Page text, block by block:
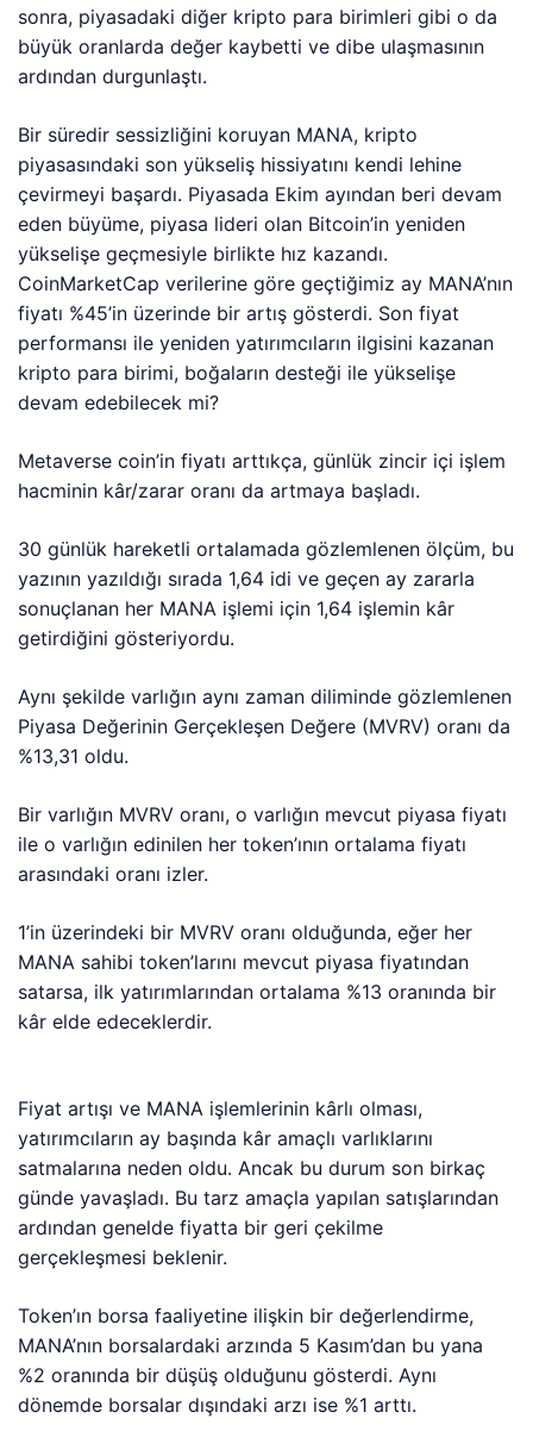
sonra, piyasadaki diğer kripto para birimleri gibi o da
büyük oranlarda değer kaybetti ve dibe ulaşmasının
ardından durgunlaştı.
Bir süredir sessizliğini koruyan MANA, kripto
piyasasındaki son yükseliş hissiyatını kendi lehine
çevirmeyi başardı. Piyasada Ekim ayından beri devam
eden büyüme, piyasa lideri olan Bitcoin’in yeniden
yükselişe geçmesiyle birlikte hız kazandı.
CoinMarketCap verilerine göre geçtiğimiz ay MANA’nın
fiyatı %45’in üzerinde bir artış gösterdi. Son fiyat
performansı ile yeniden yatırımcıların ilgisini kazanan
kripto para birimi, boğaların desteği ile yükselişe
devam edebilecek mi?
Metaverse coin’in fiyatı arttıkça, günlük zincir içi işlem
hacminin kâr/zarar oranı da artmaya başladı.
30 günlük hareketli ortalamada gözlemlenen ölçüm, bu
yazının yazıldığı sırada 1,64 idi ve geçen ay zararla
sonuçlanan her MANA işlemi için 1,64 işlemin kâr
getirdiğini gösteriyordu.
Aynı şekilde varlığın aynı zaman diliminde gözlemlenen
Piyasa Değerinin Gerçekleşen Değere (MVRV) oranı da
%13,31 oldu.
Bir varlığın MVRV oranı, o varlığın mevcut piyasa fiyatı
ile o varlığın edinilen her token’ının ortalama fiyatı
arasındaki oranı izler.
1’in üzerindeki bir MVRV oranı olduğunda, eğer her
MANA sahibi token’larını mevcut piyasa fiyatından
satarsa, ilk yatırımlarından ortalama %13 oranında bir
kâr elde edeceklerdir.
Fiyat artışı ve MANA işlemlerinin kârlı olması,
yatırımcıların ay başında kâr amaçlı varlıklarını
satmalarına neden oldu. Ancak bu durum son birkaç
günde yavaşladı. Bu tarz amaçla yapılan satışlarından
ardından genelde fiyatta bir geri çekilme
gerçekleşmesi beklenir.
Token’ın borsa faaliyetine ilişkin bir değerlendirme,
MANA’nın borsalardaki arzında 5 Kasım’dan bu yana
%2 oranında bir düşüş olduğunu gösterdi. Aynı
dönemde borsalar dışındaki arzı ise %1 arttı.